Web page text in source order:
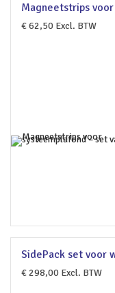
Magneetstrips
€62,50 Excl. BTW
SidePack set voor
€298,00 Excl. BTW